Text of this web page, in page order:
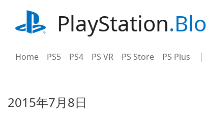
playstation.comPlayStation
Home PS5 PS4 PS VR PS Store PS Plus
2015年7月8日